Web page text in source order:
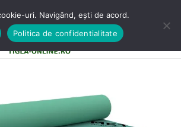
uri. Navigând, ești de acord.
Politica de confidentialitate